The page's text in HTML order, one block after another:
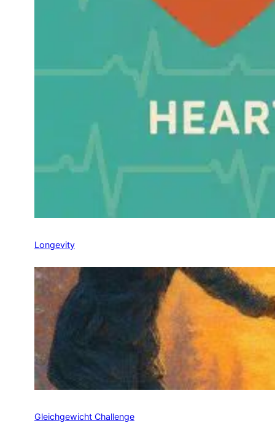
Longevity
Gleichgewicht Challenge